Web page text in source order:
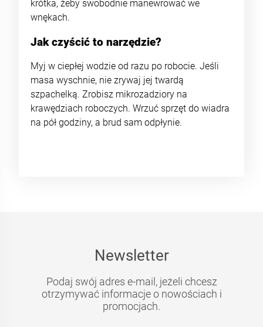
krótka, żeby swobodnie manewrować we
wnękach.
Jak czyścić to narzędzie?
Myj w ciepłej wodzie od razu po robocie. Jeśli
masa wyschnie, nie zrywaj jej twardą
szpachelką. Zrobisz mikrozadziory na
krawędziach roboczych. Wrzuć sprzęt do wiadra
na pół godziny, a brud sam odpłynie.
Newsletter
Podaj swój adres e-mail, jeżeli chcesz
otrzymywać informacje o nowościach i
promocjach.